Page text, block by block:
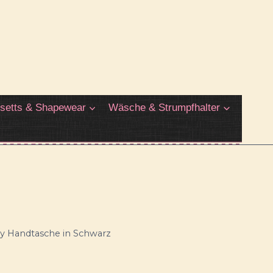
& Shapewear Wäsche & Strumpfhalter
Handtasche in Schwarz